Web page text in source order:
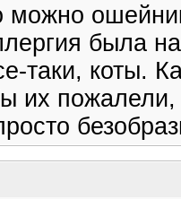
можно
была
таки, коты.
их